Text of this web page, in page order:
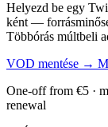
Helyezd be egy
ként —
Többórás múltbeli
VOD mentése →
One-off from €5 ·
renewal